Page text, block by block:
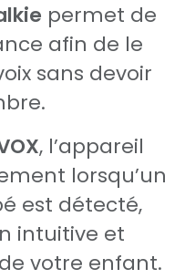
permet de
afin de le
sans devoir
, l’appareil
lorsqu’un
est détecté,
intuitive et
votre enfant.